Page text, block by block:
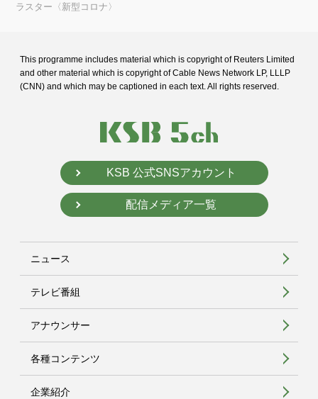
ラスター〈新型コロナ〉
This programme includes material which is copyright of Reuters Limited
and other material which is copyright of Cable News Network LP, LLLP
(CNN) and which may be captioned in each text. All rights reserved.
KSB 公式SNSアカウント
配信メディア一覧
ニュース
テレビ番組
アナウンサー
各種コンテンツ
企業紹介